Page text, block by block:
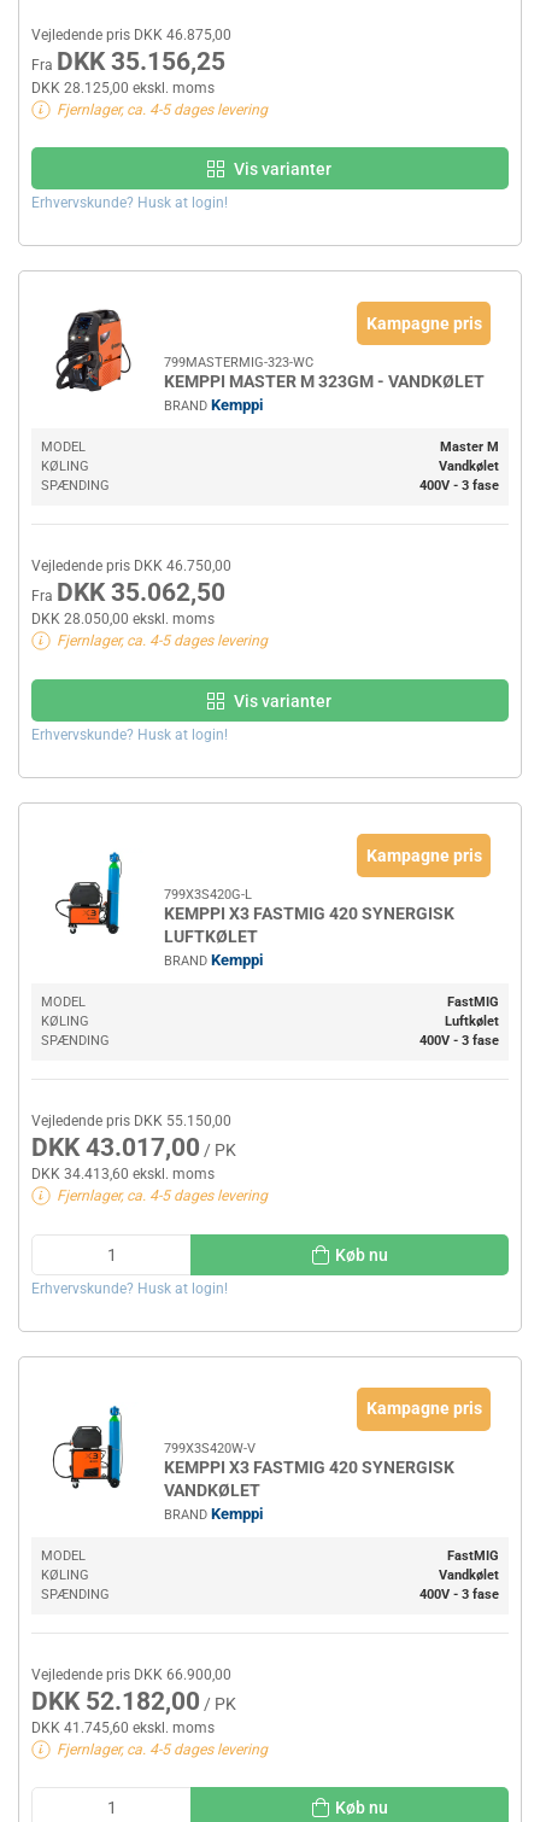
Vejledende pris DKK 46.875,00
Fra DKK 35.156,25
DKK 28.125,00 ekskl. moms
Fjernlager, ca. 4-5 dages levering
Vis varianter
Erhvervskunde? Husk at login!
Kampagne pris
799MASTERMIG-323-WC
KEMPPI MASTER M 323GM - VANDKØLET
BRAND Kemppi
MODEL
Master M
KØLING
Vandkølet
SPÆNDING
400V - 3 fase
Vejledende pris DKK 46.750,00
Fra DKK 35.062,50
DKK 28.050,00 ekskl. moms
Fjernlager, ca. 4-5 dages levering
Vis varianter
Erhvervskunde? Husk at login!
Kampagne pris
799X3S420G-L
KEMPPI X3 FASTMIG 420 SYNERGISK
LUFTKØLET
BRAND Kemppi
MODEL
FastMIG
KØLING
Luftkølet
SPÆNDING
400V - 3 fase
Vejledende pris DKK 55.150,00
DKK 43.017,00 / PK
DKK 34.413,60 ekskl. moms
Fjernlager, ca. 4-5 dages levering
Køb nu
Erhvervskunde? Husk at login!
Kampagne pris
799X3S420W-V
KEMPPI X3 FASTMIG 420 SYNERGISK
VANDKØLET
BRAND Kemppi
MODEL
FastMIG
KØLING
Vandkølet
SPÆNDING
400V - 3 fase
Vejledende pris DKK 66.900,00
DKK 52.182,00 / PK
DKK 41.745,60 ekskl. moms
Fjernlager, ca. 4-5 dages levering
Køb nu